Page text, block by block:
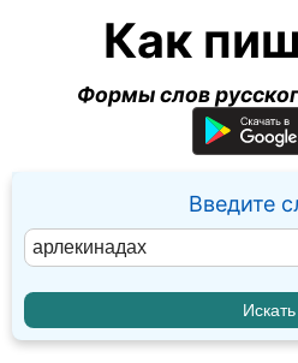
Как
Формы слов
Введите